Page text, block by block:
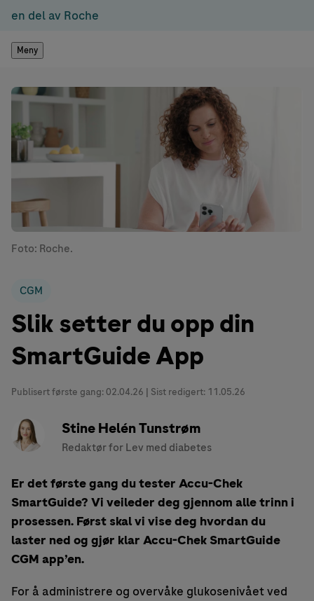
en del av Roche
Meny
Foto: Roche.
CGM
Slik setter du opp din
SmartGuide App
Publisert første gang: 02.04.26 | Sist redigert: 11.05.26
Stine Helén Tunstrøm
Redaktør for Lev med diabetes
Er det første gang du tester Accu-Chek
SmartGuide? Vi veileder deg gjennom alle trinn i
prosessen. Først skal vi vise deg hvordan du
laster ned og gjør klar Accu-Chek SmartGuide
CGM app’en.
For å administrere og overvåke glukosenivået ved